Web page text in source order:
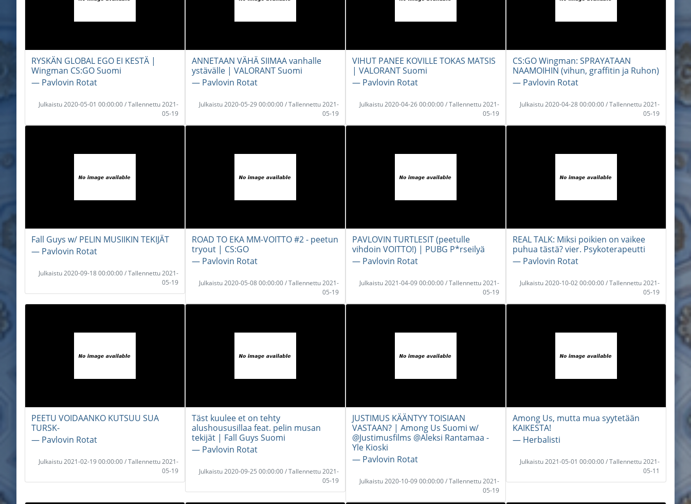
RYSKÄN GLOBAL EGO EI KESTÄ |
Wingman CS:GO Suomi
― Pavlovin Rotat
Julkaistu 2020-05-01 00:00:00 / Tallennettu 2021-
05-19
ANNETAAN VÄHÄ SIIMAA vanhalle
ystävälle | VALORANT Suomi
― Pavlovin Rotat
Julkaistu 2020-05-29 00:00:00 / Tallennettu 2021-
05-19
VIHUT PANEE KOVILLE TOKAS MATSIS
| VALORANT Suomi
― Pavlovin Rotat
Julkaistu 2020-04-26 00:00:00 / Tallennettu 2021-
05-19
CS:GO Wingman: SPRAYATAAN
NAAMOIHIN (vihun, graffitin ja Ruhon)
― Pavlovin Rotat
Julkaistu 2020-04-28 00:00:00 / Tallennettu 2021-
05-19
Fall Guys w/ PELIN MUSIIKIN TEKIJÄT
― Pavlovin Rotat
Julkaistu 2020-09-18 00:00:00 / Tallennettu 2021-
05-19
ROAD TO EKA MM-VOITTO #2 - peetun
tryout | CS:GO
― Pavlovin Rotat
Julkaistu 2020-05-08 00:00:00 / Tallennettu 2021-
05-19
PAVLOVIN TURTLESIT (peetulle
vihdoin VOITTO!) | PUBG P*rseilyä
― Pavlovin Rotat
Julkaistu 2021-04-09 00:00:00 / Tallennettu 2021-
05-19
REAL TALK: Miksi poikien on vaikee
puhua tästä? vier. Psykoterapeutti
― Pavlovin Rotat
Julkaistu 2020-10-02 00:00:00 / Tallennettu 2021-
05-19
PEETU VOIDAANKO KUTSUU SUA
TURSK-
― Pavlovin Rotat
Julkaistu 2021-02-19 00:00:00 / Tallennettu 2021-
05-19
Täst kuulee et on tehty
alushoususillaa feat. pelin musan
tekijät | Fall Guys Suomi
― Pavlovin Rotat
Julkaistu 2020-09-25 00:00:00 / Tallennettu 2021-
05-19
JUSTIMUS KÄÄNTYY TOISIAAN
VASTAAN? | Among Us Suomi w/
@Justimusfilms @Aleksi Rantamaa -
Yle Kioski
― Pavlovin Rotat
Julkaistu 2020-10-09 00:00:00 / Tallennettu 2021-
05-19
Among Us, mutta mua syytetään
KAIKESTA!
― Herbalisti
Julkaistu 2021-05-01 00:00:00 / Tallennettu 2021-
05-11